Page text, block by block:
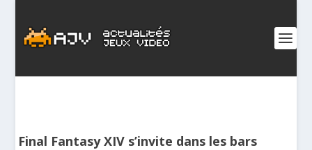
Final Fantasy XIV s’invite dans les bars